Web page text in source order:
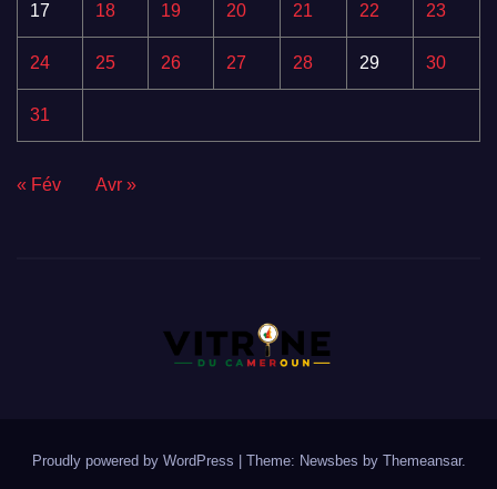
17 18 19 20 21 22 23
24 25 26 27 28 29 30
31
« Fév Avr »
Proudly powered by WordPress Theme: Newsbes by Themeansar.